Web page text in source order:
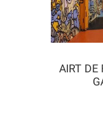
AIRT DE